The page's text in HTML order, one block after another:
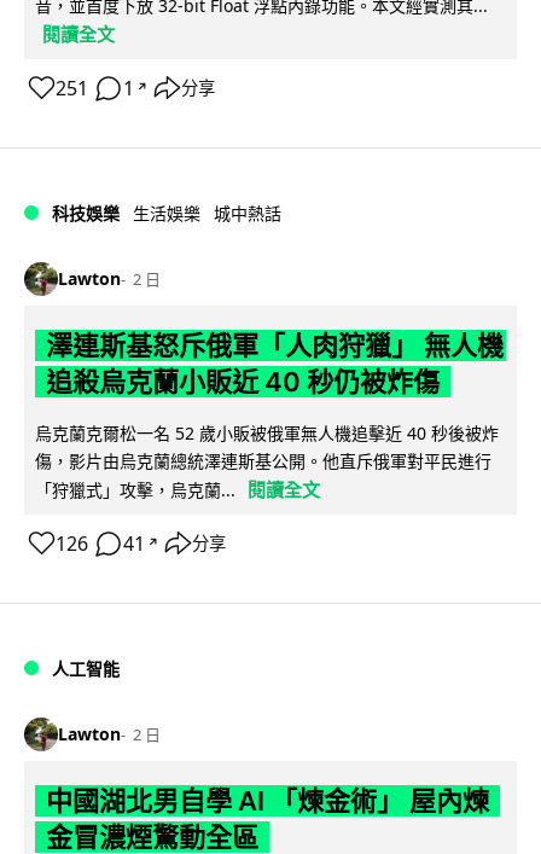
音，並首度下放 32-bit Float 浮點內錄功能。本文經實測其...
閱讀全文
251 1 ↗ 分享
科技娛樂 生活娛樂 城中熱話
Lawton 2 日
澤連斯基怒斥俄軍「人肉狩獵」 無人機
追殺烏克蘭小販近 40 秒仍被炸傷
烏克蘭克爾松一名 52 歲小販被俄軍無人機追擊近 40 秒後被炸
傷，影片由烏克蘭總統澤連斯基公開。他直斥俄軍對平民進行
「狩獵式」攻擊，烏克蘭...
閱讀全文
126 41 ↗ 分享
人工智能
Lawton 2 日
中國湖北男自學 AI 「煉金術」 屋內煉
金冒濃煙驚動全區